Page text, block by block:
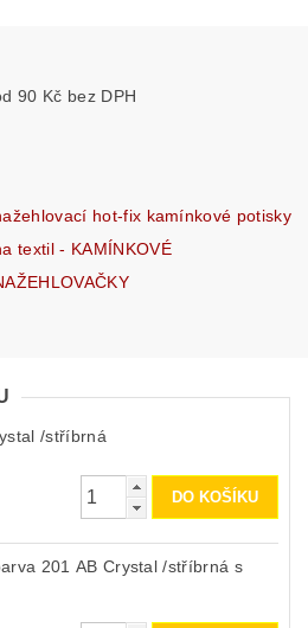
od 90 Kč bez DPH
hot-fix kamínkové potisky
textil - KAMÍNKOVÉ
/stříbrná
201 AB Crystal /stříbrná s